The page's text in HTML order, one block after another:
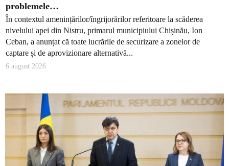
problemele…
În contextul amenințărilor/îngrijorărilor referitoare la scăderea
nivelului apei din Nistru, primarul municipiului Chișinău, Ion
Ceban, a anunțat că toate lucrările de securizare a zonelor de
captare și de aprovizionare alternativă...
6 august 2026